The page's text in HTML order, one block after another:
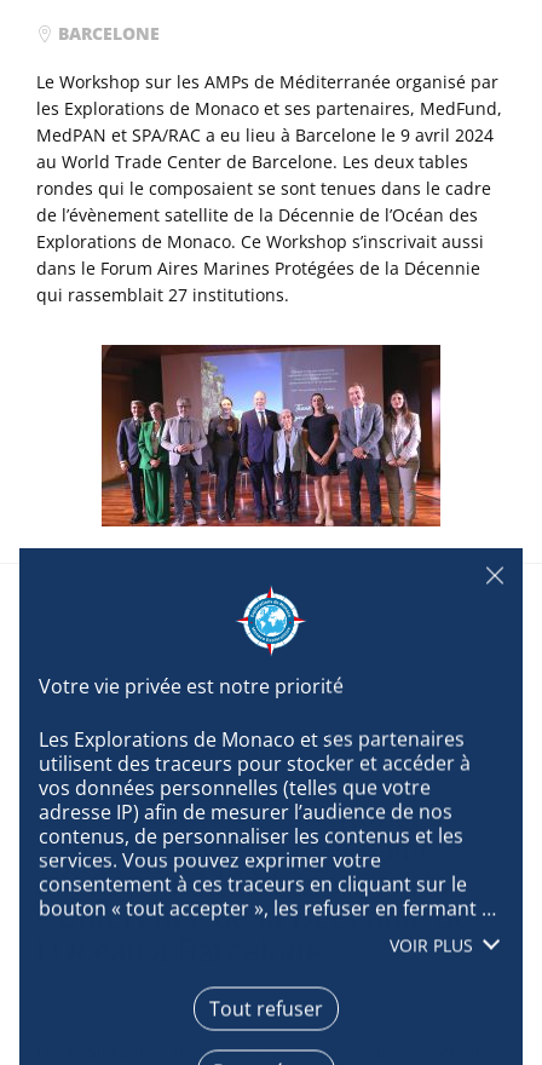
Les Explorations de Monaco et ses partenaires
utilisent des traceurs pour stocker et accéder à
vos données personnelles (telles que votre
adresse IP) afin de mesurer l’audience de nos
contenus, de personnaliser les contenus et les
services. Vous pouvez exprimer votre
consentement à ces traceurs en cliquant sur le
bouton « tout accepter », les refuser en fermant
accepter », ou vous informer sur le détail de
chaque finalité et exprimer votre choix pour
chacune d’entre elles en cliquant sur « paramétrer
». En cliquant sur « tout accepter », vous acceptez
que nous accédions à des informations stockées
VOIR PLUS
Tout refuser
BARCELONE
Le Workshop sur les AMPs de Méditerranée organisé par
les Explorations de Monaco et ses partenaires, MedFund,
MedPAN et SPA/RAC a eu lieu à Barcelone le 9 avril 2024
au World Trade Center de Barcelone. Les deux tables
rondes qui le composaient se sont tenues dans le cadre
de l’évènement satellite de la Décennie de l’Océan des
Explorations de Monaco. Ce Workshop s’inscrivait aussi
dans le Forum Aires Marines Protégées de la Décennie
qui rassemblait 27 institutions.
28
MARS
Les Explorations de Monaco
annonceront leur prochaine
mission en Méditerranée à la
Conférence de la Décennie de
Les Explorations de Monaco annonceront leur prochaine